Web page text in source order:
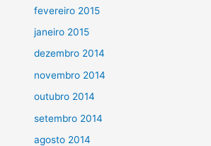
fevereiro 2015
janeiro 2015
dezembro 2014
novembro 2014
outubro 2014
setembro 2014
agosto 2014